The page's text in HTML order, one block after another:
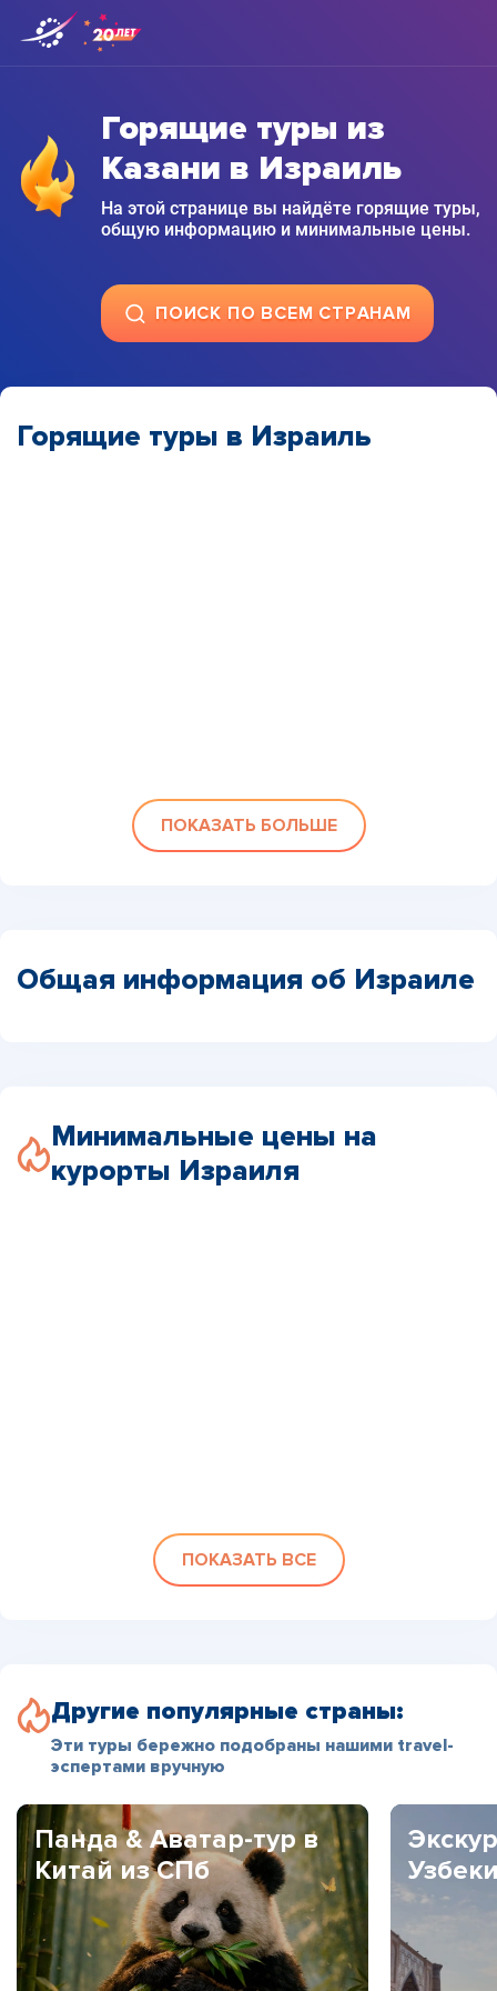
Горящие туры из
Казани в Израиль
На этой странице вы найдёте горящие туры,
общую информацию и минимальные цены.
ПОИСК ПО ВСЕМ СТРАНАМ
Горящие туры в Израиль
ПОКАЗАТЬ БОЛЬШЕ
Общая информация об Израиле
Минимальные цены на
курорты Израиля
ПОКАЗАТЬ ВСЕ
Другие популярные страны:
Эти туры бережно подобраны нашими travel-
эспертами вручную
Панда & Аватар-тур в
Китай из СПб